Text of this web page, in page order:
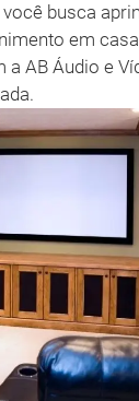
você busca
em
AB Áudio e